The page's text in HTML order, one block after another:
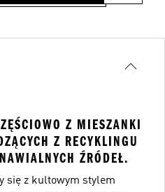
Z MIESZANKI
Z RECYKLINGU
ŹRÓDEŁ.
się z kultowym stylem